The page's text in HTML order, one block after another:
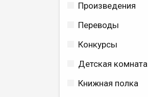
Произведения
Переводы
Конкурсы
Детская комната
Книжная полка